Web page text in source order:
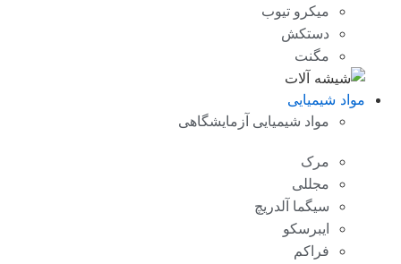
میکرو تیوب
دستکش
مگنت
مواد شیمیایی
مواد شیمیایی آزمایشگاهی
مرک
مجللی
سیگما آلدریچ
ایبرسکو
فراکم